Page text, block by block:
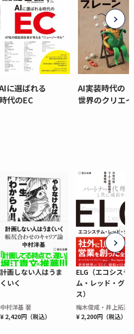
に選ばれる
時代のEC
AI実装時代の
世界のクリエ
計画しない人はうま
くいく
中村洋基 著
¥ 2,420円（税込）
ELG（エコシステ
ム・レッド・グロ
ス）
梅木俊成・井上拓海
¥ 2,200円（税込）